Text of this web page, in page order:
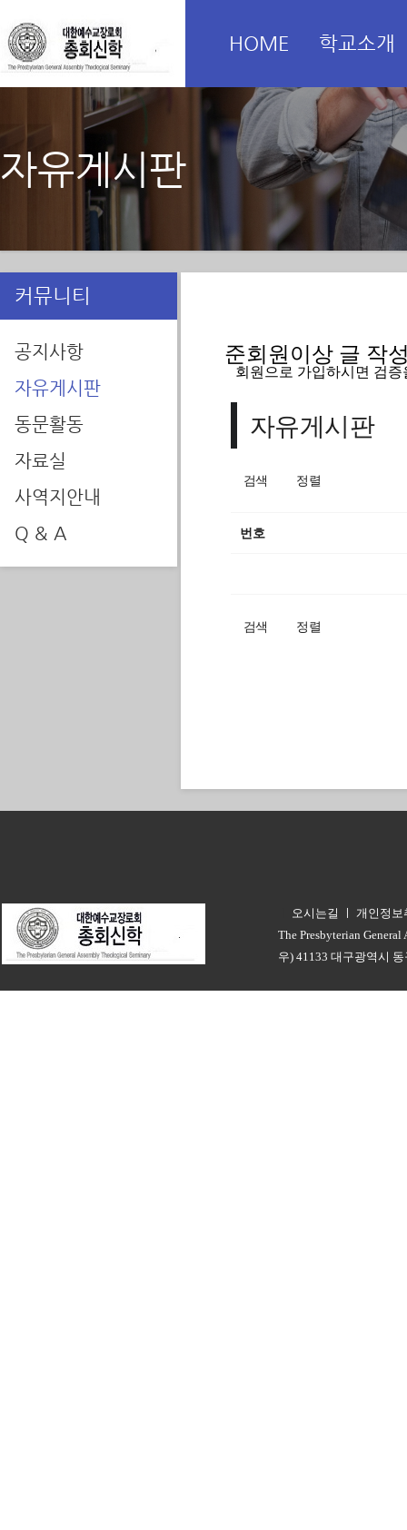
HOME 학교소개
자유게시판
커뮤니티
공지사항
자유게시판
동문활동
자료실
사역지안내
Q & A
준회원이상 글 작
회원으로 가입하시면 검
자유게시판
검색 정렬
번호
검색 정렬
오시는길 ㅣ 개인정보
The Presbyterian
우) 41133 대구광역시